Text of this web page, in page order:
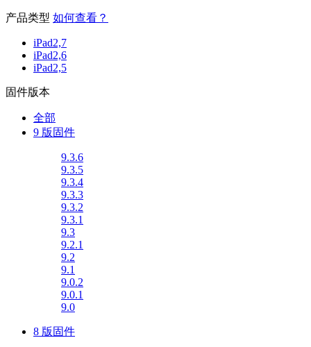
产品类型 如何查看？
iPad2,7
iPad2,6
iPad2,5
固件版本
全部
9 版固件
9.3.6
9.3.5
9.3.4
9.3.3
9.3.2
9.3.1
9.3
9.2.1
9.2
9.1
9.0.2
9.0.1
9.0
8 版固件